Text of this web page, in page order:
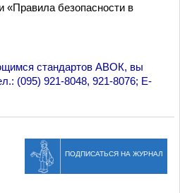
«Правила безопасности в
стандартов АВОК, вы
(095) 921-8048, 921-8076; E-
ПОДПИСАТЬСЯ НА ЖУРНАЛ